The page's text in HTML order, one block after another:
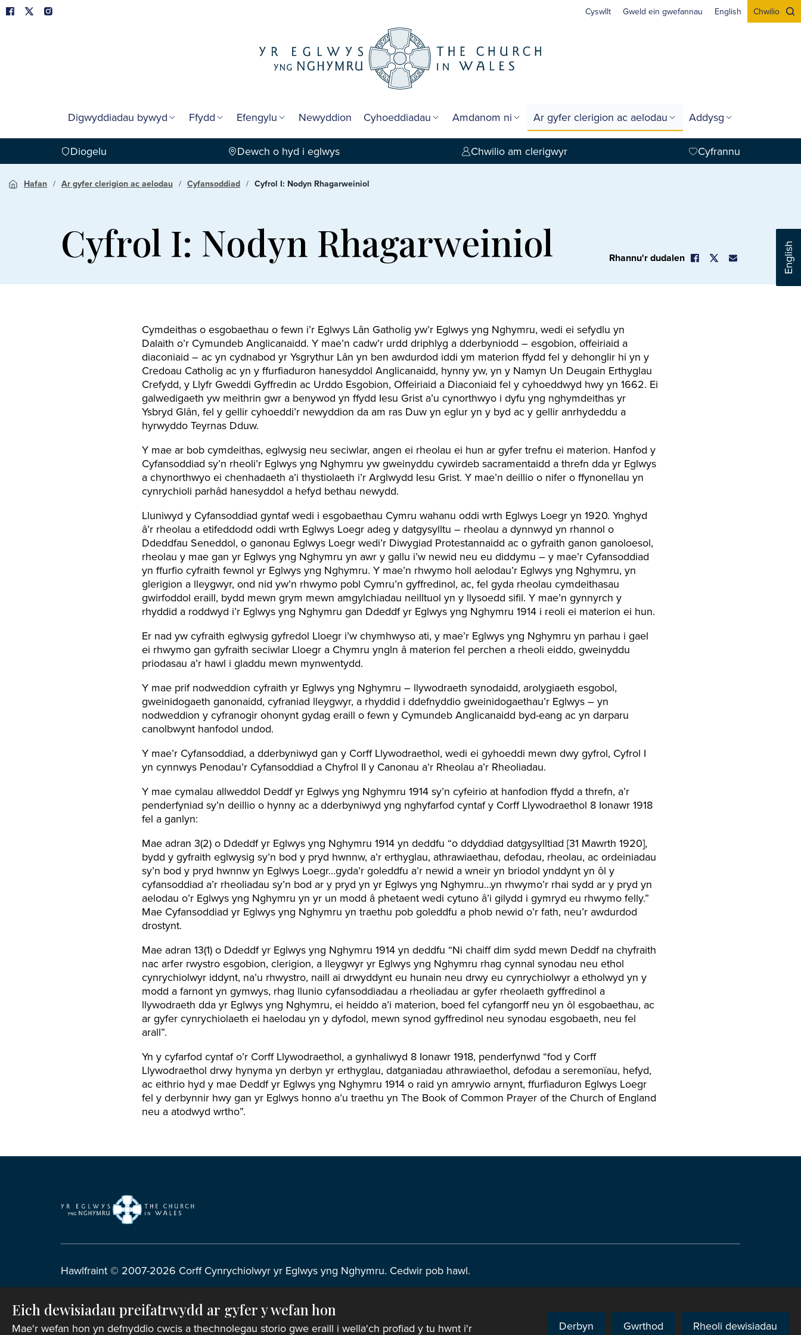
English
Cyswllt Gweld ein gwefannau English Chwilio
Digwyddiadau bywyd Ffydd Efengylu Newyddion Cyhoeddiadau Amdanom ni Ar gyfer clerigion ac aelodau Addysg
Diogelu Dewch o hyd i eglwys Chwilio am clerigwyr Cyfrannu
Hafan Ar gyfer clerigion ac aelodau Cyfansoddiad Cyfrol I: Nodyn Rhagarweiniol
Cyfrol I: Nodyn Rhagarweiniol Rhannu'r dudalen
Cymdeithas o esgobaethau o fewn i’r Eglwys Lân Gatholig yw’r Eglwys yng Nghymru, wedi ei sefydlu yn
Dalaith o’r Cymundeb Anglicanaidd. Y mae’n cadw’r urdd driphlyg a dderbyniodd – esgobion, offeiriaid a
diaconiaid – ac yn cydnabod yr Ysgrythur Lân yn ben awdurdod iddi ym materion ffydd fel y dehonglir hi yn y
Credoau Catholig ac yn y ffurfiaduron hanesyddol Anglicanaidd, hynny yw, yn y Namyn Un Deugain Erthyglau
Crefydd, y Llyfr Gweddi Gyffredin ac Urddo Esgobion, Offeiriaid a Diaconiaid fel y cyhoeddwyd hwy yn 1662. Ei
galwedigaeth yw meithrin gwr a benywod yn ffydd Iesu Grist a’u cynorthwyo i dyfu yng nghymdeithas yr
Ysbryd Glân, fel y gellir cyhoeddi’r newyddion da am ras Duw yn eglur yn y byd ac y gellir anrhydeddu a
hyrwyddo Teyrnas Dduw.
Y mae ar bob cymdeithas, eglwysig neu seciwlar, angen ei rheolau ei hun ar gyfer trefnu ei materion. Hanfod y
Cyfansoddiad sy’n rheoli’r Eglwys yng Nghymru yw gweinyddu cywirdeb sacramentaidd a threfn dda yr Eglwys
a chynorthwyo ei chenhadaeth a’i thystiolaeth i’r Arglwydd Iesu Grist. Y mae’n deillio o nifer o ffynonellau yn
cynrychioli parhâd hanesyddol a hefyd bethau newydd.
Lluniwyd y Cyfansoddiad gyntaf wedi i esgobaethau Cymru wahanu oddi wrth Eglwys Loegr yn 1920. Ynghyd
â’r rheolau a etifeddodd oddi wrth Eglwys Loegr adeg y datgysylltu – rheolau a dynnwyd yn rhannol o
Ddeddfau Seneddol, o ganonau Eglwys Loegr wedi’r Diwygiad Protestannaidd ac o gyfraith ganon ganoloesol,
rheolau y mae gan yr Eglwys yng Nghymru yn awr y gallu i’w newid neu eu diddymu – y mae’r Cyfansoddiad
yn ffurfio cyfraith fewnol yr Eglwys yng Nghymru. Y mae’n rhwymo holl aelodau’r Eglwys yng Nghymru, yn
glerigion a lleygwyr, ond nid yw’n rhwymo pobl Cymru’n gyffredinol, ac, fel gyda rheolau cymdeithasau
gwirfoddol eraill, bydd mewn grym mewn amgylchiadau neilltuol yn y llysoedd sifil. Y mae’n gynnyrch y
rhyddid a roddwyd i’r Eglwys yng Nghymru gan Ddeddf yr Eglwys yng Nghymru 1914 i reoli ei materion ei hun.
Er nad yw cyfraith eglwysig gyfredol Lloegr i’w chymhwyso ati, y mae’r Eglwys yng Nghymru yn parhau i gael
ei rhwymo gan gyfraith seciwlar Lloegr a Chymru yngln â materion fel perchen a rheoli eiddo, gweinyddu
priodasau a’r hawl i gladdu mewn mynwentydd.
Y mae prif nodweddion cyfraith yr Eglwys yng Nghymru – llywodraeth synodaidd, arolygiaeth esgobol,
gweinidogaeth ganonaidd, cyfraniad lleygwyr, a rhyddid i ddefnyddio gweinidogaethau’r Eglwys – yn
nodweddion y cyfranogir ohonynt gydag eraill o fewn y Cymundeb Anglicanaidd byd-eang ac yn darparu
canolbwynt hanfodol undod.
Y mae’r Cyfansoddiad, a dderbyniwyd gan y Corff Llywodraethol, wedi ei gyhoeddi mewn dwy gyfrol, Cyfrol I
yn cynnwys Penodau’r Cyfansoddiad a Chyfrol II y Canonau a’r Rheolau a’r Rheoliadau.
Y mae cymalau allweddol Deddf yr Eglwys yng Nghymru 1914 sy’n cyfeirio at hanfodion ffydd a threfn, a’r
penderfyniad sy’n deillio o hynny ac a dderbyniwyd yng nghyfarfod cyntaf y Corff Llywodraethol 8 Ionawr 1918
fel a ganlyn:
Mae adran 3(2) o Ddeddf yr Eglwys yng Nghymru 1914 yn deddfu “o ddyddiad datgysylltiad [31 Mawrth 1920],
bydd y gyfraith eglwysig sy’n bod y pryd hwnnw, a’r erthyglau, athrawiaethau, defodau, rheolau, ac ordeiniadau
sy’n bod y pryd hwnnw yn Eglwys Loegr…gyda’r goleddfu a’r newid a wneir yn briodol ynddynt yn ôl y
cyfansoddiad a’r rheoliadau sy’n bod ar y pryd yn yr Eglwys yng Nghymru…yn rhwymo’r rhai sydd ar y pryd yn
aelodau o’r Eglwys yng Nghymru yn yr un modd â phetaent wedi cytuno â’i gilydd i gymryd eu rhwymo felly.”
Mae Cyfansoddiad yr Eglwys yng Nghymru yn traethu pob goleddfu a phob newid o’r fath, neu’r awdurdod
drostynt.
Mae adran 13(1) o Ddeddf yr Eglwys yng Nghymru 1914 yn deddfu “Ni chaiff dim sydd mewn Deddf na chyfraith
nac arfer rwystro esgobion, clerigion, a lleygwyr yr Eglwys yng Nghymru rhag cynnal synodau neu ethol
cynrychiolwyr iddynt, na’u rhwystro, naill ai drwyddynt eu hunain neu drwy eu cynrychiolwyr a etholwyd yn y
modd a farnont yn gymwys, rhag llunio cyfansoddiadau a rheoliadau ar gyfer rheolaeth gyffredinol a
llywodraeth dda yr Eglwys yng Nghymru, ei heiddo a’i materion, boed fel cyfangorff neu yn ôl esgobaethau, ac
ar gyfer cynrychiolaeth ei haelodau yn y dyfodol, mewn synod gyffredinol neu synodau esgobaeth, neu fel
arall”.
Yn y cyfarfod cyntaf o’r Corff Llywodraethol, a gynhaliwyd 8 Ionawr 1918, penderfynwd “fod y Corff
Llywodraethol drwy hynyma yn derbyn yr erthyglau, datganiadau athrawiaethol, defodau a seremonïau, hefyd,
ac eithrio hyd y mae Deddf yr Eglwys yng Nghymru 1914 o raid yn amrywio arnynt, ffurfiaduron Eglwys Loegr
fel y derbynnir hwy gan yr Eglwys honno a’u traethu yn The Book of Common Prayer of the Church of England
neu a atodwyd wrtho”.
Hawlfraint © 2007-2026 Corff Cynrychiolwyr yr Eglwys yng Nghymru. Cedwir pob hawl.
Telerau ac Amodau Gwefan|Cwcis|Cefnogaeth o bell|Hysbysiad preifatrwydd
Eich dewisiadau preifatrwydd ar gyfer y wefan hon
Mae'r wefan hon yn defnyddio cwcis a thechnolegau storio gwe eraill i wella'ch profiad y tu hwnt i'r Derbyn Gwrthod Rheoli dewisiadau